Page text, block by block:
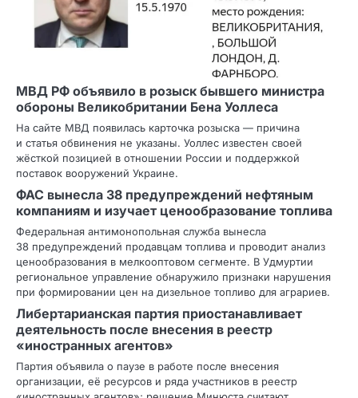
МВД РФ объявило в розыск бывшего министра
обороны Великобритании Бена Уоллеса
На сайте МВД появилась карточка розыска — причина
и статья обвинения не указаны. Уоллес известен своей
жёсткой позицией в отношении России и поддержкой
поставок вооружений Украине.
ФАС вынесла 38 предупреждений нефтяным
компаниям и изучает ценообразование топлива
Федеральная антимонопольная служба вынесла
38 предупреждений продавцам топлива и проводит анализ
ценообразования в мелкооптовом сегменте. В Удмуртии
региональное управление обнаружило признаки нарушения
при формировании цен на дизельное топливо для аграриев.
Либертарианская партия приостанавливает
деятельность после внесения в реестр
«иностранных агентов»
Партия объявила о паузе в работе после внесения
организации, её ресурсов и ряда участников в реестр